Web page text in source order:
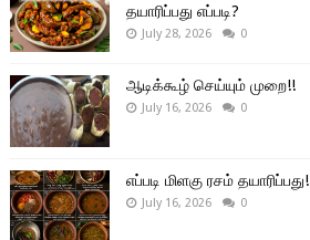
தயாரிப்பது எப்படி?
July 28, 2026 0
ஆடிக்கூழ் செய்யும் முறை!!
July 16, 2026 0
எப்படி மிளகு ரசம் தயாரிப்பது!
July 16, 2026 0